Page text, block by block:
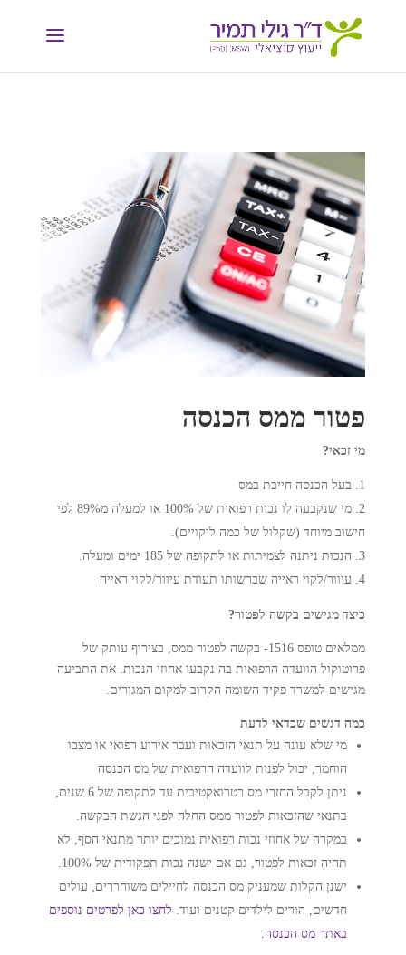
פטור ממס הכנסה
מי זכאי?
בעל הכנסה חייבת במס
מי שנקבעה לו נכות רפואית של 100% או למעלה מ89% לפי
חישוב מיוחד (שקלול של כמה ליקויים).
הנכות ניתנה לצמיתות או לתקופה של 185 ימים ומעלה.
עיוור/לקוי ראייה שברשותו תעודת עיוור/לקוי ראייה
כיצד מגישים בקשה לפטור?
ממלאים טופס 1516- בקשה לפטור ממס, בצירוף עותק של
פרוטוקול הוועדה הרפואית בה נקבעו אחוזי הנכות. את התביעה
מגישים למשרד פקיד השומה הקרוב למקום המגורים.
כמה דגשים שכדאי לדעת
מי שלא עונה על תנאי הזכאות ועבר אירוע רפואי או מצבו
הוחמר, יכול לפנות לוועדה הרפואית של מס הכנסה
ניתן לקבל החזרי מס רטרואקטיבית עד לתקופה של 6 שנים,
בתנאי שהזכאות לפטור ממס החלה לפני הגשת הבקשה.
במקרה של אחוזי נכות רפואית נמוכים יותר מתנאי הסף, לא
תהיה זכאות לפטור, גם אם ישנה נכות תפקודית של 100%.
ישנן הקלות שמעניק מס הכנסה לחיילים משוחררים, עולים
חדשים, הורים לילדים קטנים ועוד. לחצו כאן לפרטים נוספים
באתר מס הכנסה.